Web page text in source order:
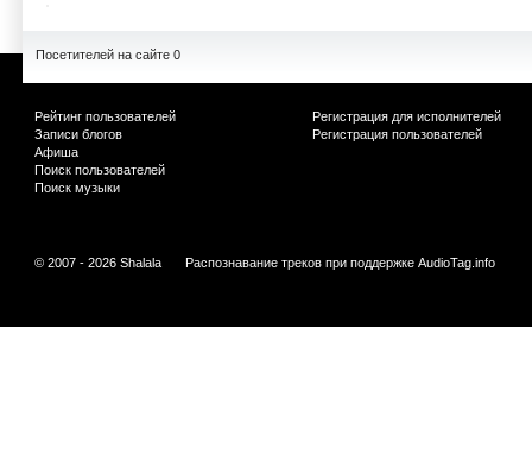
Посетителей на сайте 0
Рейтинг пользователей
Записи блогов
Афиша
Поиск пользователей
Поиск музыки
Регистрация для исполнителей
Регистрация пользователей
© 2007 - 2026 Shalala Распознавание треков при поддержке AudioTag.info